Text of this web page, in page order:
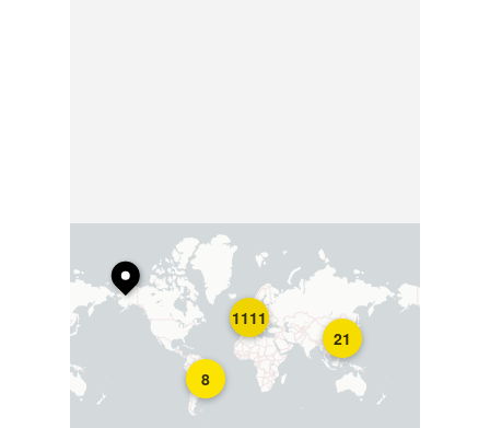
8
21
1111